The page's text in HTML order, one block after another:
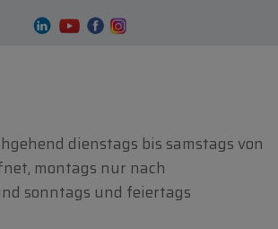
dienstags bis samstags von
montags nur nach
sonntags und feiertags